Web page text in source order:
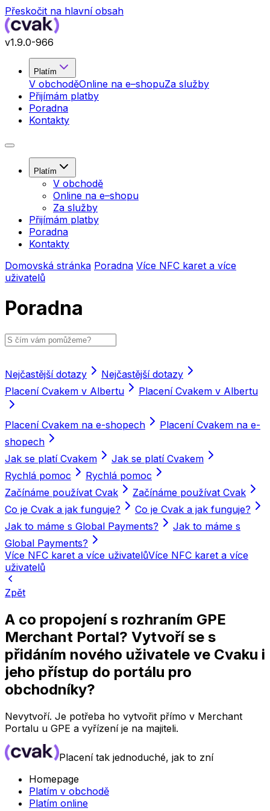
Přeskočit na hlavní obsah
v1.9.0-966
Platím
V obchoděOnline na e–shopuZa služby
Přijímám platby
Poradna
Kontakty
Platím
V obchodě
Online na e–shopu
Za služby
Přijímám platby
Poradna
Kontakty
Domovská stránka Poradna Více NFC karet a více
uživatelů
Poradna
Nejčastější dotazy
Nejčastější dotazy
Placení Cvakem v Albertu
Placení Cvakem v Albertu
Placení Cvakem na e-shopech
Placení Cvakem na e-
shopech
Jak se platí Cvakem
Jak se platí Cvakem
Rychlá pomoc
Rychlá pomoc
Začínáme používat Cvak
Začínáme používat Cvak
Co je Cvak a jak funguje?
Co je Cvak a jak funguje?
Jak to máme s Global Payments?
Jak to máme s
Global Payments?
Více NFC karet a více uživatelůVíce NFC karet a více
uživatelů
Zpět
A co propojení s rozhraním GPE
Merchant Portal? Vytvoří se s
přidáním nového uživatele ve Cvaku i
jeho přístup do portálu pro
obchodníky?
Nevytvoří. Je potřeba ho vytvořit přímo v Merchant
Portalu u GPE a vyřízení je na majiteli.
Placení tak jednoduché, jak to zní
Homepage
Platím v obchodě
Platím online